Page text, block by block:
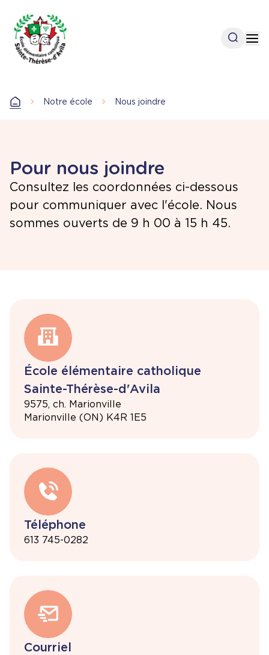
contenu
principal
Open
AccueilNotre école Nous joindre
Pour nous joindre
Consultez les coordonnées ci-dessous
pour communiquer avec l'école. Nous
sommes ouverts de 9 h 00 à 15 h 45.
École élémentaire catholique
Sainte-Thérèse-d'Avila
9575, ch. Marionville
Marionville (ON) K4R 1E5
Téléphone
613 745-0282
Courriel